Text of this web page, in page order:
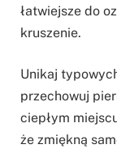
łatwiejsze do
kruszenie.
Unikaj
przechowuj
ciepłym
że zmiękną